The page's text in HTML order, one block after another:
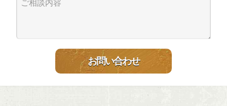
お問い合わせ